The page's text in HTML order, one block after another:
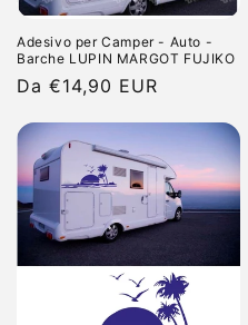
Adesivo per Camper - Auto -
Barche LUPIN MARGOT FUJIKO
Prezzo
listino
Da €14,90 EUR